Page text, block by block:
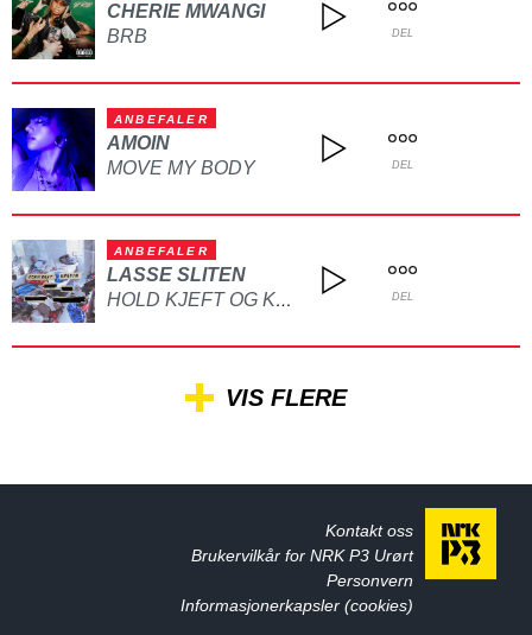
CHERIE MWANGI
BRB
DEL
ANBEFALER
AMOIN
MOVE MY BODY
DEL
ANBEFALER
LASSE SLITEN
HOLD KJEFT OG KYSS MEG DEL
VIS FLERE
Kontakt oss
Brukervilkår for NRK P3 Urørt
Personvern
Informasjonerkapsler (cookies)